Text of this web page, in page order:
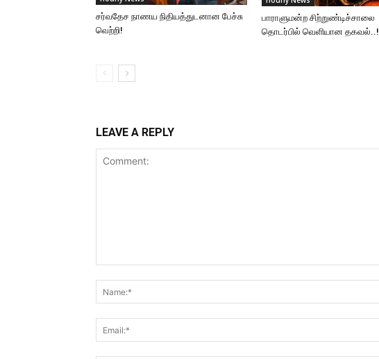
சர்வதேச நாணய நிதியத்துடனான பேச்சு
வெற்றி!
பாராளுமன்ற சிற்றுண்டிச்சாலை
தொடர்பில் வெளியான தகவல்..!
LEAVE A REPLY